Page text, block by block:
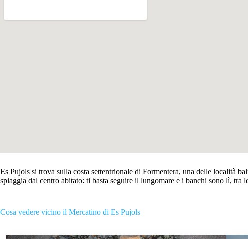
Es Pujols si trova sulla costa settentrionale di Formentera, una delle località
spiaggia dal centro abitato: ti basta seguire il lungomare e i banchi sono lì, tra
Cosa vedere vicino il Mercatino di Es Pujols